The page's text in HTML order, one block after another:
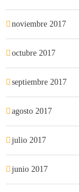
noviembre 2017
octubre 2017
septiembre 2017
agosto 2017
julio 2017
junio 2017